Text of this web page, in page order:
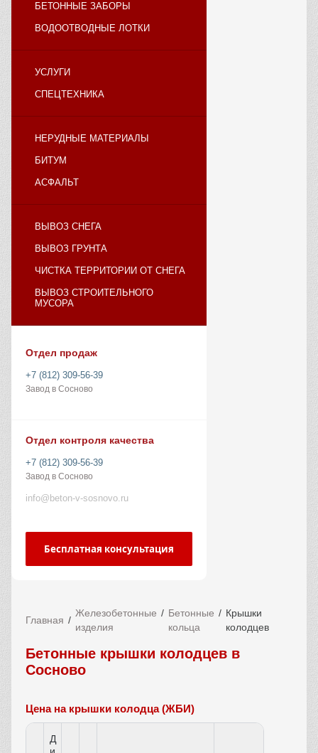
БЕТОННЫЕ ЗАБОРЫ
ВОДООТВОДНЫЕ ЛОТКИ
УСЛУГИ
СПЕЦТЕХНИКА
НЕРУДНЫЕ МАТЕРИАЛЫ
БИТУМ
АСФАЛЬТ
ВЫВОЗ СНЕГА
ВЫВОЗ ГРУНТА
ЧИСТКА ТЕРРИТОРИИ ОТ СНЕГА
ВЫВОЗ СТРОИТЕЛЬНОГО
МУСОРА
Отдел продаж
+7 (812) 309-56-39
Завод в Сосново
Отдел контроля качества
+7 (812) 309-56-39
Завод в Сосново
info@beton-v-sosnovo.ru
Бесплатная консультация
Главная
Железобетонные
изделия
Бетонные
кольца
Крышки
колодцев
Бетонные крышки колодцев в
Сосново
Цена на крышки колодца (ЖБИ)
Д